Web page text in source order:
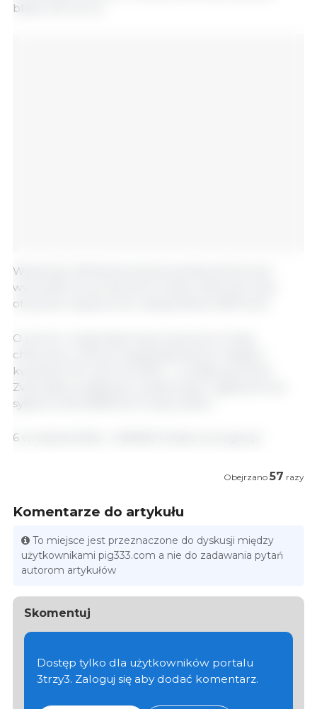
blisko 130 mln zł.
Wysokość dofinansowania do jednej sztuki świń
wynosi 80 zł, a producent trzody chlewnej może
otrzymać wsparcie do maksymalnie 2000 świń.
O pomoc mogli starać się producenci trzody
chlewnej, w których gospodarstwach między 1
kwietnia a 30 czerwca 2022 r. urodziły się świnie.
Zwierzęta musiały być oznakowane i zgłoszone do
systemu IRZ ARiMR do 15 lipca 2022 r.
6 września 2022r. / ARiMR/ Polska www.gov.pl
Obejrzano 57 razy
Komentarze do artykułu
To miejsce jest przeznaczone do dyskusji między
użytkownikami pig333.com a nie do zadawania pytań
autorom artykułów
Skomentuj
Dostęp tylko dla użytkowników portalu
3trzy3. Zaloguj się aby dodać komentarz.